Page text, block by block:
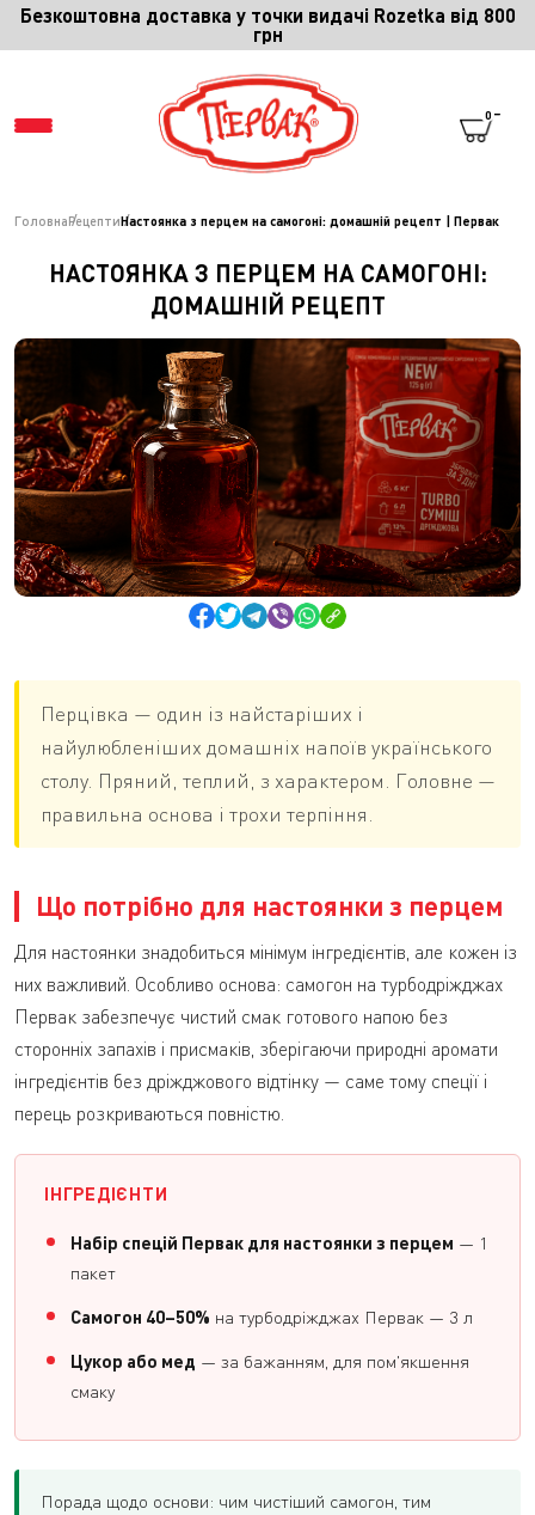
Безкоштовна доставка у точки видачі Rozetka від 800
грн
МЕНЮ
ПРО ПЕРВАК
ПРО СПЕЦІЇ
ПРО КОМПАНІЮ
БЛОГ
КАЛЬКУЛЯТОРИ
0
ГоловнаРецептиНастоянка з перцем на самогоні: домашній рецепт | Первак
НАСТОЯНКА З ПЕРЦЕМ НА САМОГОНІ:
ДОМАШНІЙ РЕЦЕПТ
Перцівка — один із найстаріших і
найулюбленіших домашніх напоїв українського
столу. Пряний, теплий, з характером. Головне —
правильна основа і трохи терпіння.
Що потрібно для настоянки з перцем
Для настоянки знадобиться мінімум інгредієнтів, але кожен із
них важливий. Особливо основа: самогон на турбодріжджах
Первак забезпечує чистий смак готового напою без
сторонніх запахів і присмаків, зберігаючи природні аромати
інгредієнтів без дріжджового відтінку — саме тому спеції і
перець розкриваються повністю.
ІНГРЕДІЄНТИ
Набір спецій Первак для настоянки з перцем — 1
пакет
Самогон 40–50% на турбодріжджах Первак — 3 л
Цукор або мед — за бажанням, для пом'якшення
смаку
Порада щодо основи: чим чистіший самогон, тим